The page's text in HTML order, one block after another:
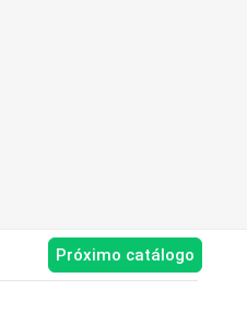
Próximo catálogo